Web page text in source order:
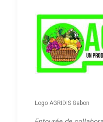
Logo AGRIDIS Gabon